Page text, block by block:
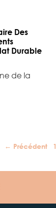
Des
Durable
de la
← Précédent 1